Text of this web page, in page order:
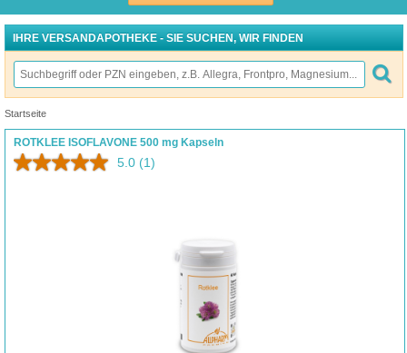
IHRE VERSANDAPOTHEKE - SIE SUCHEN, WIR FINDEN
Startseite
ROTKLEE ISOFLAVONE 500 mg Kapseln
5.0 (1)